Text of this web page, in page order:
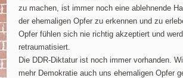
zu machen, ist immer noch eine ablehnende
der ehemaligen Opfer zu erkennen und zu
Opfer fühlen sich nie richtig akzeptiert und
retraumatisiert.
Die DDR-Diktatur ist noch immer vorhanden.
mehr Demokratie auch uns ehemaligen Opfer